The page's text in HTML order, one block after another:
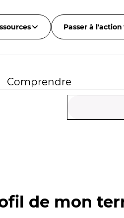
Passer à l'action
Comprendre
de mon